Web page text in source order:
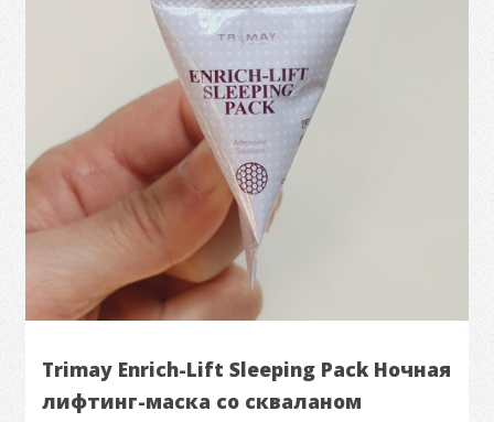
Trimay Enrich-Lift Sleeping Pack Ночная
лифтинг-маска со скваланом